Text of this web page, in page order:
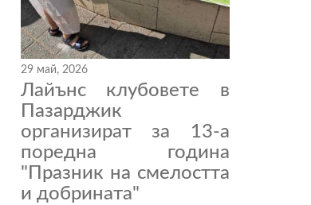
29 май, 2026
Лайънс клубовете в
Пазарджик
организират за 13-а
поредна година
"Празник на смелостта
и добрината"